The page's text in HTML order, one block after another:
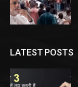
LATEST POSTS